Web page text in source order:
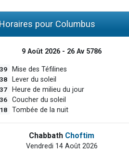
pour Columbus
9 Août 2026 - 26 Av 5786
Mise des Téfilines
Lever du soleil
Heure de milieu du jour
Coucher du soleil
Tombée de la nuit
Chabbath Choftim
Vendredi 14 Août 2026